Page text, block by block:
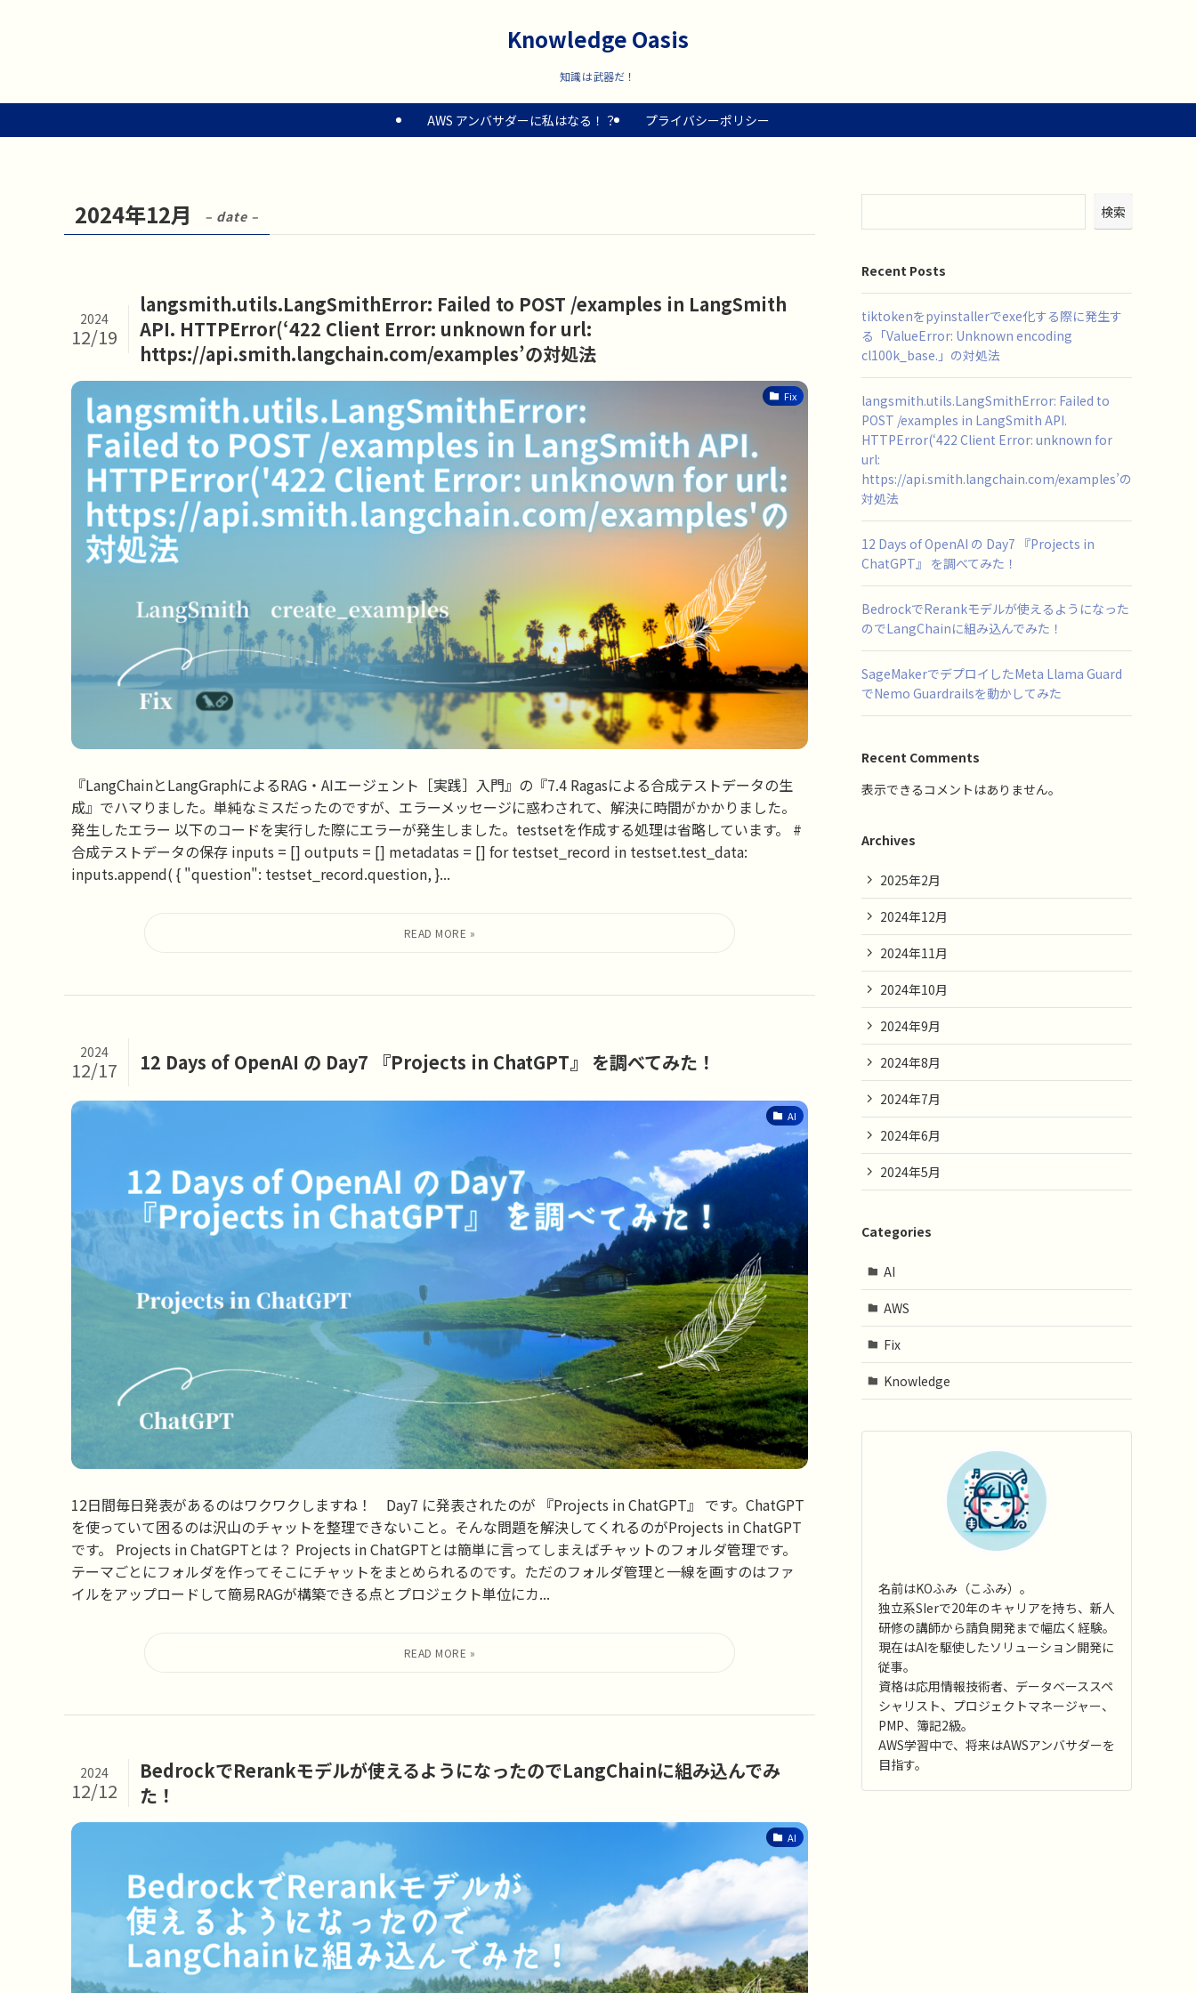
Knowledge Oasis
知識は武器だ！
AWS アンバサダーに私はなる！？ プライバシーポリシー
2024年12月 – date –
langsmith.utils.LangSmithError: Failed to POST /examples in LangSmith
API. HTTPError(‘422 Client Error: unknown for url:
https://api.smith.langchain.com/examples’の対処法
2024
12/19
Fix
『LangChainとLangGraphによるRAG・AIエージェント［実践］入門』の『7.4 Ragasによる合成テストデータの生
成』でハマりました。単純なミスだったのですが、エラーメッセージに惑わされて、解決に時間がかかりました。
発生したエラー 以下のコードを実行した際にエラーが発生しました。testsetを作成する処理は省略しています。 #
合成テストデータの保存 inputs = [] outputs = [] metadatas = [] for testset_record in testset.test_data:
inputs.append( { "question": testset_record.question, }...
12 Days of OpenAI の Day7 『Projects in ChatGPT』 を調べてみた！
2024
12/17
AI
12日間毎日発表があるのはワクワクしますね！ Day7 に発表されたのが 『Projects in ChatGPT』 です。ChatGPT
を使っていて困るのは沢山のチャットを整理できないこと。そんな問題を解決してくれるのがProjects in ChatGPT
です。 Projects in ChatGPTとは？ Projects in ChatGPTとは簡単に言ってしまえばチャットのフォルダ管理です。
テーマごとにフォルダを作ってそこにチャットをまとめられるのです。ただのフォルダ管理と一線を画すのはファ
イルをアップロードして簡易RAGが構築できる点とプロジェクト単位にカ...
BedrockでRerankモデルが使えるようになったのでLangChainに組み込んでみ
た！
2024
12/12
AI
検索
Recent Posts
tiktokenをpyinstallerでexe化する際に発生す
る「ValueError: Unknown encoding
cl100k_base.」の対処法
langsmith.utils.LangSmithError: Failed to
POST /examples in LangSmith API.
HTTPError(‘422 Client Error: unknown for
url:
https://api.smith.langchain.com/examples’の
対処法
12 Days of OpenAI の Day7 『Projects in
ChatGPT』 を調べてみた！
BedrockでRerankモデルが使えるようになった
のでLangChainに組み込んでみた！
SageMakerでデプロイしたMeta Llama Guard
でNemo Guardrailsを動かしてみた
Recent Comments
表示できるコメントはありません。
Archives
2025年2月
2024年12月
2024年11月
2024年10月
2024年9月
2024年8月
2024年7月
2024年6月
2024年5月
Categories
AI
AWS
Fix
Knowledge
名前はKOふみ（こふみ）。
独立系SIerで20年のキャリアを持ち、新人
研修の講師から請負開発まで幅広く経験。
現在はAIを駆使したソリューション開発に
従事。
資格は応用情報技術者、データベーススペ
シャリスト、プロジェクトマネージャー、
PMP、簿記2級。
AWS学習中で、将来はAWSアンバサダーを
目指す。